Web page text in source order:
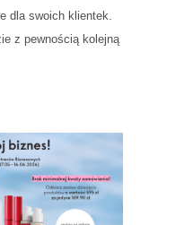
dla swoich klientek.
z pewnością kolejną